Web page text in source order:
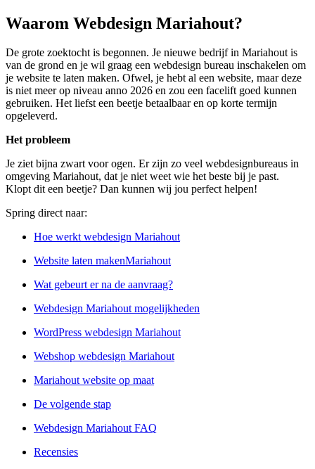
Waarom Webdesign Mariahout?
De grote zoektocht is begonnen. Je nieuwe bedrijf in Mariahout is
van de grond en je wil graag een webdesign bureau inschakelen om
je website te laten maken. Ofwel, je hebt al een website, maar deze
is niet meer op niveau anno 2026 en zou een facelift goed kunnen
gebruiken. Het liefst een beetje betaalbaar en op korte termijn
opgeleverd.
Het probleem
Je ziet bijna zwart voor ogen. Er zijn zo veel webdesignbureaus in
omgeving Mariahout, dat je niet weet wie het beste bij je past.
Klopt dit een beetje? Dan kunnen wij jou perfect helpen!
Spring direct naar:
Hoe werkt webdesign Mariahout
Website laten makenMariahout
Wat gebeurt er na de aanvraag?
Webdesign Mariahout mogelijkheden
WordPress webdesign Mariahout
Webshop webdesign Mariahout
Mariahout website op maat
De volgende stap
Webdesign Mariahout FAQ
Recensies